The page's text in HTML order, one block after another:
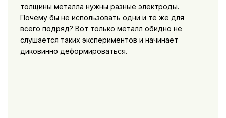
толщины металла нужны разные электроды.
Почему бы не использовать одни и те же для
всего подряд? Вот только металл обидно не
слушается таких экспериментов и начинает
диковинно деформироваться.